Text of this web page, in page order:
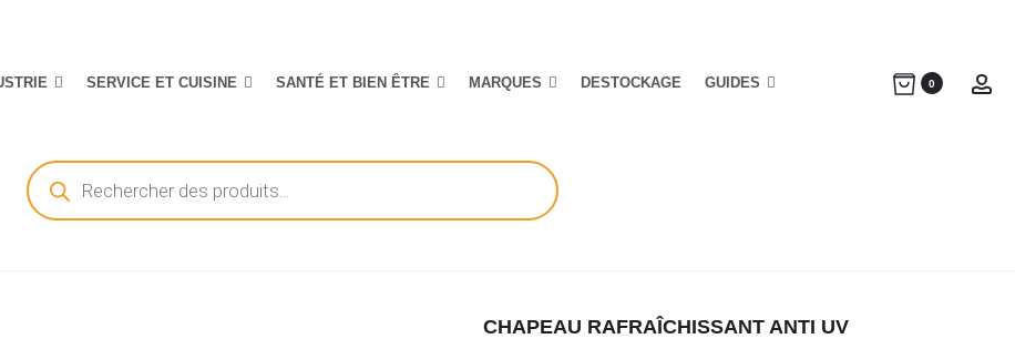
SERVICE ET CUISINE SANTÉ ET BIEN ÊTRE MARQUES DESTOCKAGE GUIDES 0
Recherche
de
produits
CHAPEAU RAFRAÎCHISSANT ANTI UV